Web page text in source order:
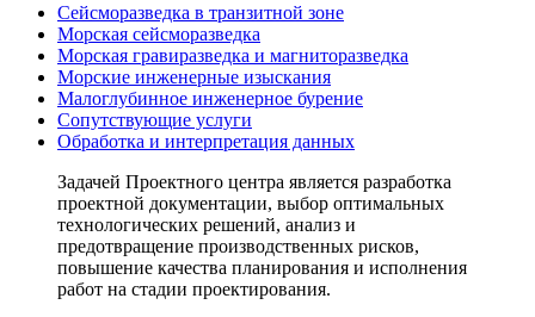
Сейсморазведка в транзитной зоне
Морская сейсморазведка
Морская гравиразведка и магниторазведка
Морские инженерные изыскания
Малоглубинное инженерное бурение
Сопутствующие услуги
Обработка и интерпретация данных
Задачей Проектного центра является разработка
проектной документации, выбор оптимальных
технологических решений, анализ и
предотвращение производственных рисков,
повышение качества планирования и исполнения
работ на стадии проектирования.